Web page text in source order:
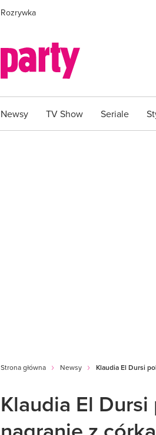
Rozrywka
Newsy TV Show Seriale
Strona główna Newsy Klaudia El Dursi
Klaudia El